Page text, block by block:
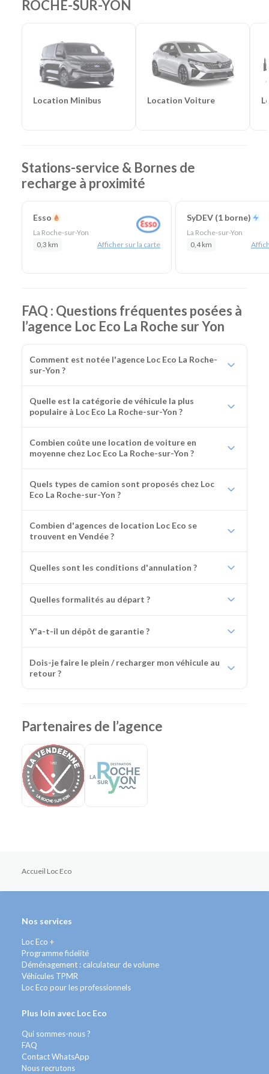
Frigorifiques-Véhicules de société
ROCHE-SUR-YON
Location Minibus Location Voiture
Stations-service & Bornes de
recharge à proximité
Esso
La Roche-sur-Yon
0,3 km
Afficher sur la carte
SyDEV (1 borne)
La Roche-sur-Yon
0,4 km
FAQ : Questions fréquentes posées à
l’agence Loc Eco La Roche sur Yon
Comment est notée l'agence Loc Eco La Roche-
sur-Yon ?
Quelle est la catégorie de véhicule la plus
populaire à Loc Eco La Roche-sur-Yon ?
Combien coûte une location de voiture en
moyenne chez Loc Eco La Roche-sur-Yon ?
Quels types de camion sont proposés chez Loc
Eco La Roche-sur-Yon ?
Combien d'agences de location Loc Eco se
trouvent en Vendée ?
Quelles sont les conditions d'annulation ?
Quelles formalités au départ ?
Y'a-t-il un dépôt de garantie ?
Dois-je faire le plein / recharger mon véhicule au
retour ?
Partenaires de l’agence
Accueil Loc Eco
Nos services
Loc Eco +
Programme fidelité
Déménagement : calculateur de volume
Véhicules TPMR
Loc Eco pour les professionnels
Plus loin avec Loc Eco
Qui sommes-nous ?
FAQ
Contact WhatsApp
Nous recrutons